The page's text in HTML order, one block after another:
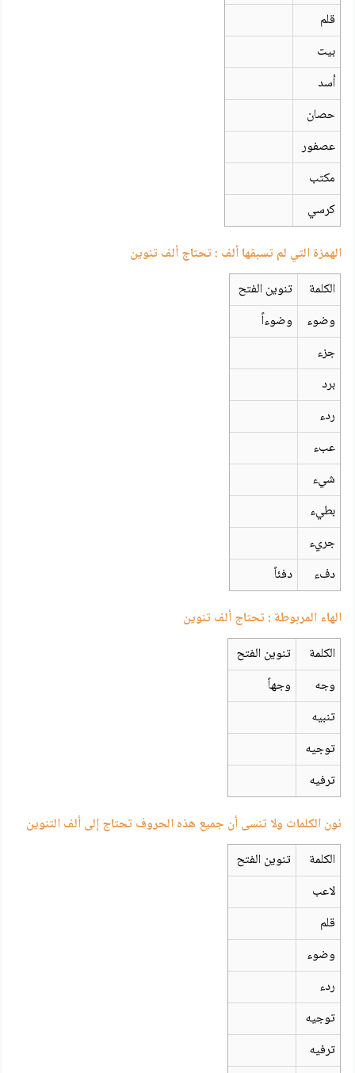
قلم
بيت
أسد
حصان
عصفور
مكتب
كرسي
الهمزة التي لم تسبقها ألف : تحتاج ألف تنوين
الكلمة
تنوين الفتح
وضوء
وضوءاً
جزء
برد
ردء
عبء
شيء
بطيء
جريء
دفء
دفئاً
الهاء المربوطة : تحتاج ألف تنوين
الكلمة
تنوين الفتح
وجه
وجهاً
تنبيه
توجيه
ترفيه
نون الكلمات ولا تنسى أن جميع هذه الحروف تحتاج إلى ألف التنوين
الكلمة
تنوين الفتح
لاعب
قلم
وضوء
ردء
توجيه
ترفيه